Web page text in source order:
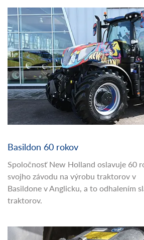
Basildon 60 rokov
Spoločnosť New Holland oslavuje 60
svojho závodu na výrobu traktorov v
Basildone v Anglicku, a to odhalením
traktorov.